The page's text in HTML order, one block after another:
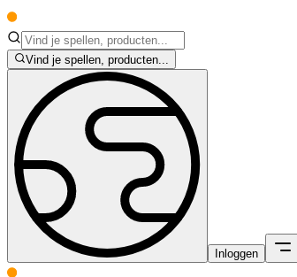
Vind je spellen, producten...
Inloggen